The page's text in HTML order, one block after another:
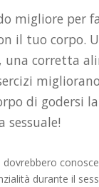
migliore per
il tuo corpo.
una corretta
di godersi
sessuale!
dovrebbero
durante il